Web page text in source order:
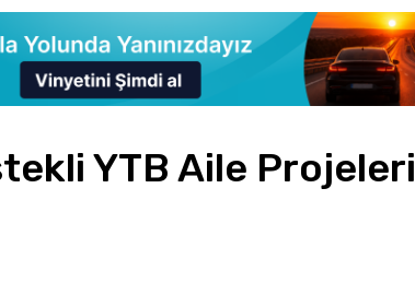
YTB Aile Projeleri